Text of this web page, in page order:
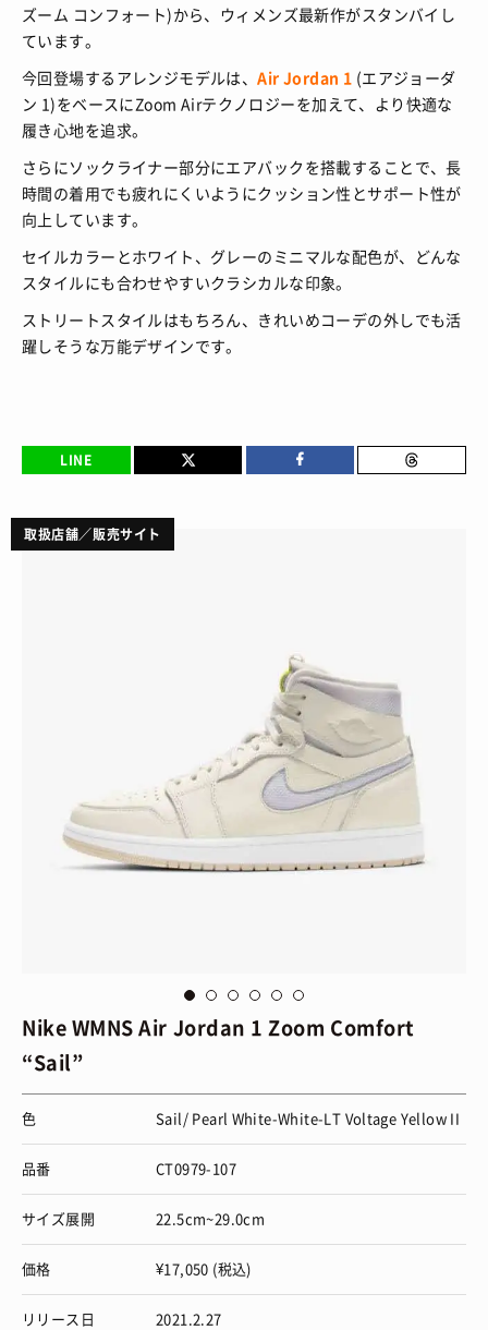
ズーム コンフォート)から、ウィメンズ最新作がスタンバイし
ています。
今回登場するアレンジモデルは、Air Jordan 1 (エアジョーダ
ン 1)をベースにZoom Airテクノロジーを加えて、より快適な
履き心地を追求。
さらにソックライナー部分にエアバックを搭載することで、長
時間の着用でも疲れにくいようにクッション性とサポート性が
向上しています。
セイルカラーとホワイト、グレーのミニマルな配色が、どんな
スタイルにも合わせやすいクラシカルな印象。
ストリートスタイルはもちろん、きれいめコーデの外しでも活
躍しそうな万能デザインです。
LINE
取扱店舗／販売サイト
Nike WMNS Air Jordan 1 Zoom Comfort
“Sail”
色 Sail/ Pearl White-White-LT Voltage Yellow II
品番 CT0979-107
サイズ展開 22.5cm~29.0cm
価格 ¥17,050 (税込)
リリース日 2021.2.27